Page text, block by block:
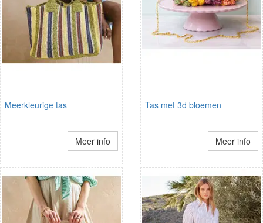
Meerkleurige tas
Meer info
Tas met 3d bloemen
Meer info